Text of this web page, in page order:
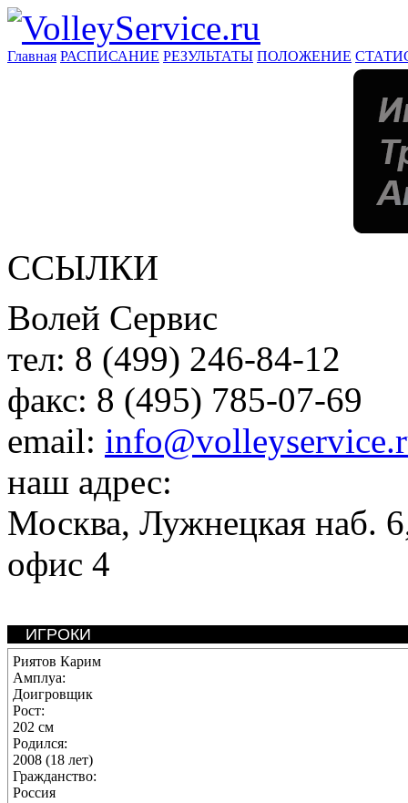
Главная РАСПИСАНИЕ РЕЗУЛЬТАТЫ ПОЛОЖЕНИЕ
ССЫЛКИ
Волей Сервис
тел: 8 (499) 246-84-12
факс: 8 (495) 785-07-69
email:
наш адрес:
Москва, Лужнецкая наб.
офис 4
ИГРОКИ
Риятов Карим
Амплуа:
Доигровщик
Рост:
202 см
Родился:
2008 (18 лет)
Гражданство:
Россия